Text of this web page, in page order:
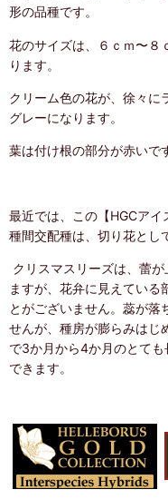
形の品種です。
花のサイズは、６ｃｍ〜
ります。
クリーム色の花が、徐々に
グレーになります。
葉は付け根の部分が赤いで
最近では、この【HGCア
種間交配種は、切り花とし
クリスマスリーズは、蕾
ますが、花弁に見えている
とがございません。蕊が落
せんが、種房が膨らみはじ
で3か月から4か月のとて
できます。